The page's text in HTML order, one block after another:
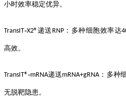
小时效率稳定优异。
TransIT‑X2® 递送 RNP：多种细胞效率达
高效。
TransIT®‑mRNA递送mRNA+gRNA ：多种
无脱靶隐患。